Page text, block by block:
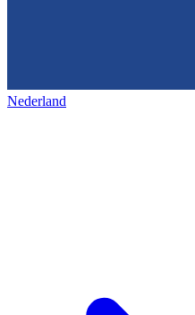
Nederland